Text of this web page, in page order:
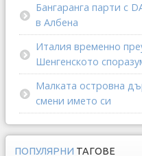
Бангаранга парти с
в Албена
Италия временно
Шенгенското
Малката островна
смени името си
ПОПУЛЯРНИ ТАГОВЕ